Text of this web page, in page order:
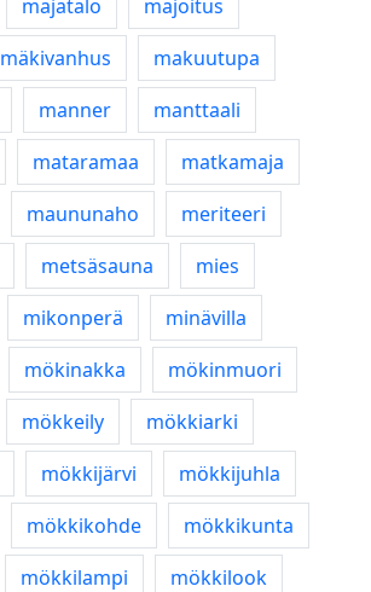
majatalo
majoitus
mäkivanhus
makuutupa
manner
manttaali
mataramaa
matkamaja
maununaho
meriteeri
metsäsauna
mies
mikonperä
minävilla
mökinakka
mökinmuori
mökkeily
mökkiarki
mökkijärvi
mökkijuhla
mökkikohde
mökkikunta
mökkilampi mökkilook